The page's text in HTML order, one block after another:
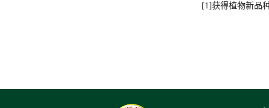
[1]获得植物新品